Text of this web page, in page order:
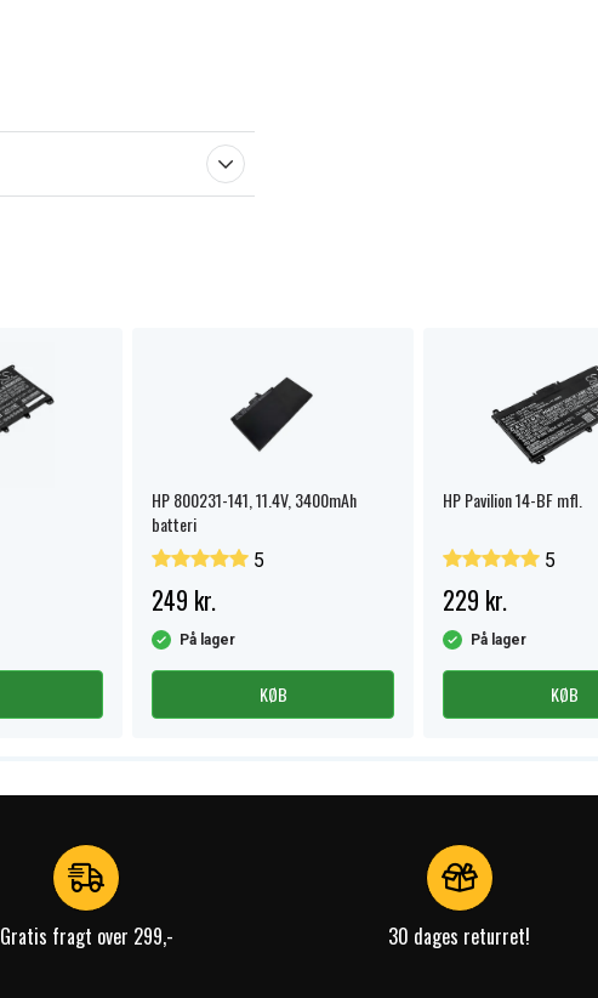
HP 800231-141, 11.4V, 3400mAh
batteri
5
249 kr.
På lager
KØB
HP Pavilion 14-BF mfl.
5
229 kr.
På lager
KØB
Gratis fragt over 299,- 30 dages returret!